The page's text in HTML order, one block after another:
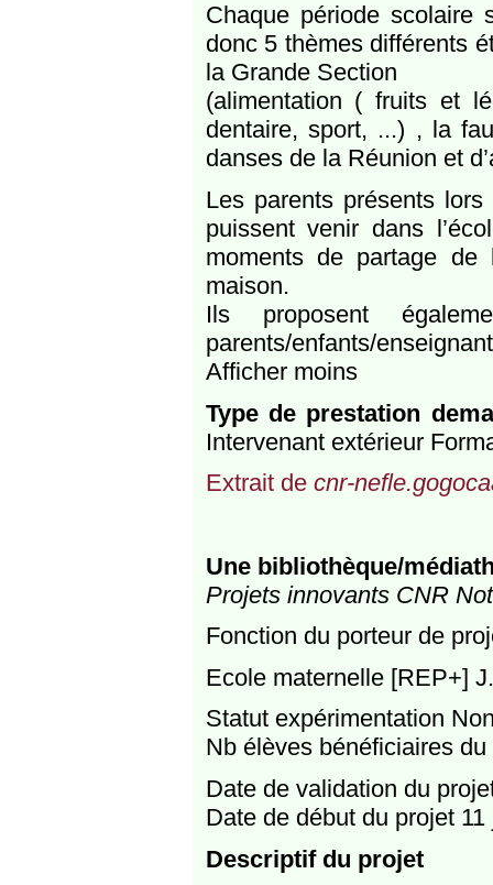
Chaque période scolaire
donc 5 thèmes différents
la Grande Section
(alimentation ( fruits et
dentaire, sport, ...) , la
danses de la Réunion et
Les parents présents lors
puissent venir dans
moments de partage de
maison.
Ils proposent
parents/enfants/
Afficher moins
Type de prestation
Intervenant extérieur
Extrait de cnr-
Une bibliothèque/
Projets innovants CNR
Fonction du porteur de
Ecole maternelle [REP+]
Statut expérimentation
Nb élèves bénéficiaires du
Date de validation du
Date de début du projet
Descriptif du projet